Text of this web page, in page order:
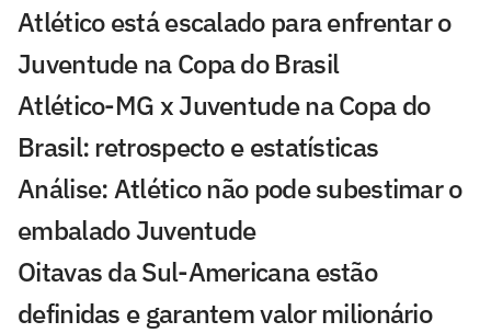
Atlético está escalado para enfrentar o
Juventude na Copa do Brasil
Atlético-MG x Juventude na Copa do
Brasil: retrospecto e estatísticas
Análise: Atlético não pode subestimar o
embalado Juventude
Oitavas da Sul-Americana estão
definidas e garantem valor milionário